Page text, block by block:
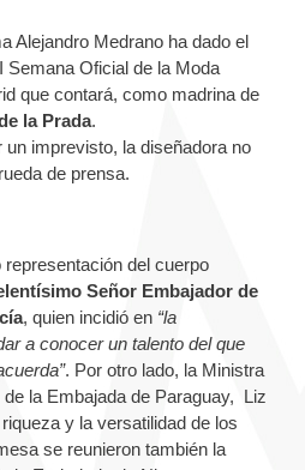
Alejandro Medrano ha dado el
Semana Oficial de la Moda
que contará, como madrina de
la Prada.
imprevisto, la diseñadora no
de prensa.
del cuerpo
Señor Embajador de
, quien incidió en “la
a conocer un talento del que
. Por otro lado, la Ministra
la Embajada de Paraguay, Liz
y la versatilidad de los
se reunieron también la